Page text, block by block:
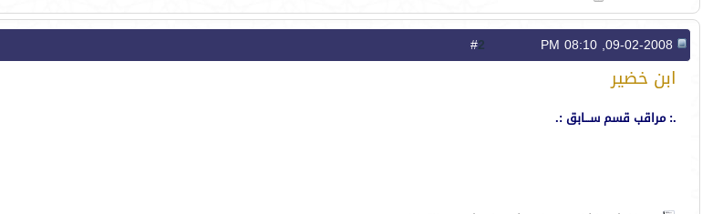
2
ابن خضير
.: مراقب قسم ســـابق :.